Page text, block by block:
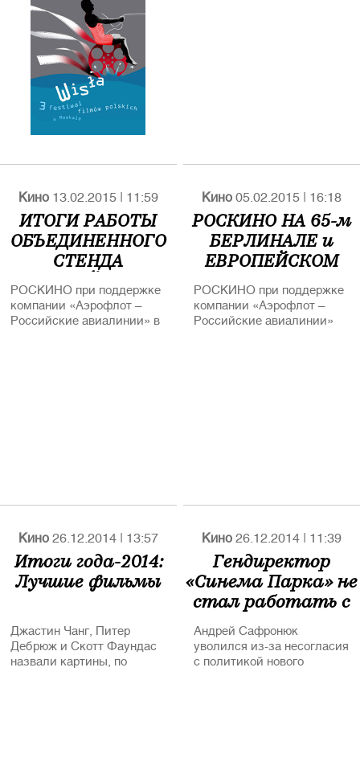
Кино 13.02.2015 | 11:59
ИТОГИ РАБОТЫ
ОБЪЕДИНЕННОГО
СТЕНДА
РОССИЙСКИХ
КИНЕМАТОГРАФИСТОВ
РОСКИНО НА 65-ом
РОСКИНО при поддержке
компании «Аэрофлот –
Российские авиалинии» в
иностранных дел России.
Кино 05.02.2015 | 16:18
РОСКИНО НА 65-м
БЕРЛИНАЛЕ и
ЕВРОПЕЙСКОМ
КИНОРЫНКЕ
РОСКИНО при поддержке
компании «Аэрофлот –
Российские авиалинии»
иностранных дел РФ.
В этом году на Берлинале
фильмов. Кроме того
почетный приз
Берлинского
кинофестиваля «Камера
Берлинале» за
неоценимый вклад в
профессию получит
Кино 26.12.2014 | 13:57
Итоги года-2014:
Лучшие фильмы
Джастин Чанг, Питер
Дебрюж и Скотт Фаундас
назвали картины, по
Кино 26.12.2014 | 11:39
Гендиректор
«Синема Парка» не
стал работать с
сыном Керимова
Андрей Сафронюк
уволился из-за несогласия
с политикой нового